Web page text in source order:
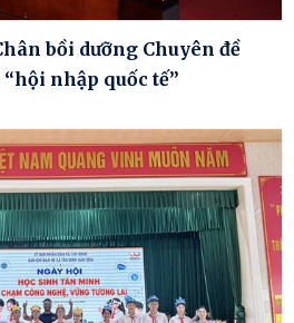
bồi dưỡng Chuyên đề
“hội nhập quốc tế”